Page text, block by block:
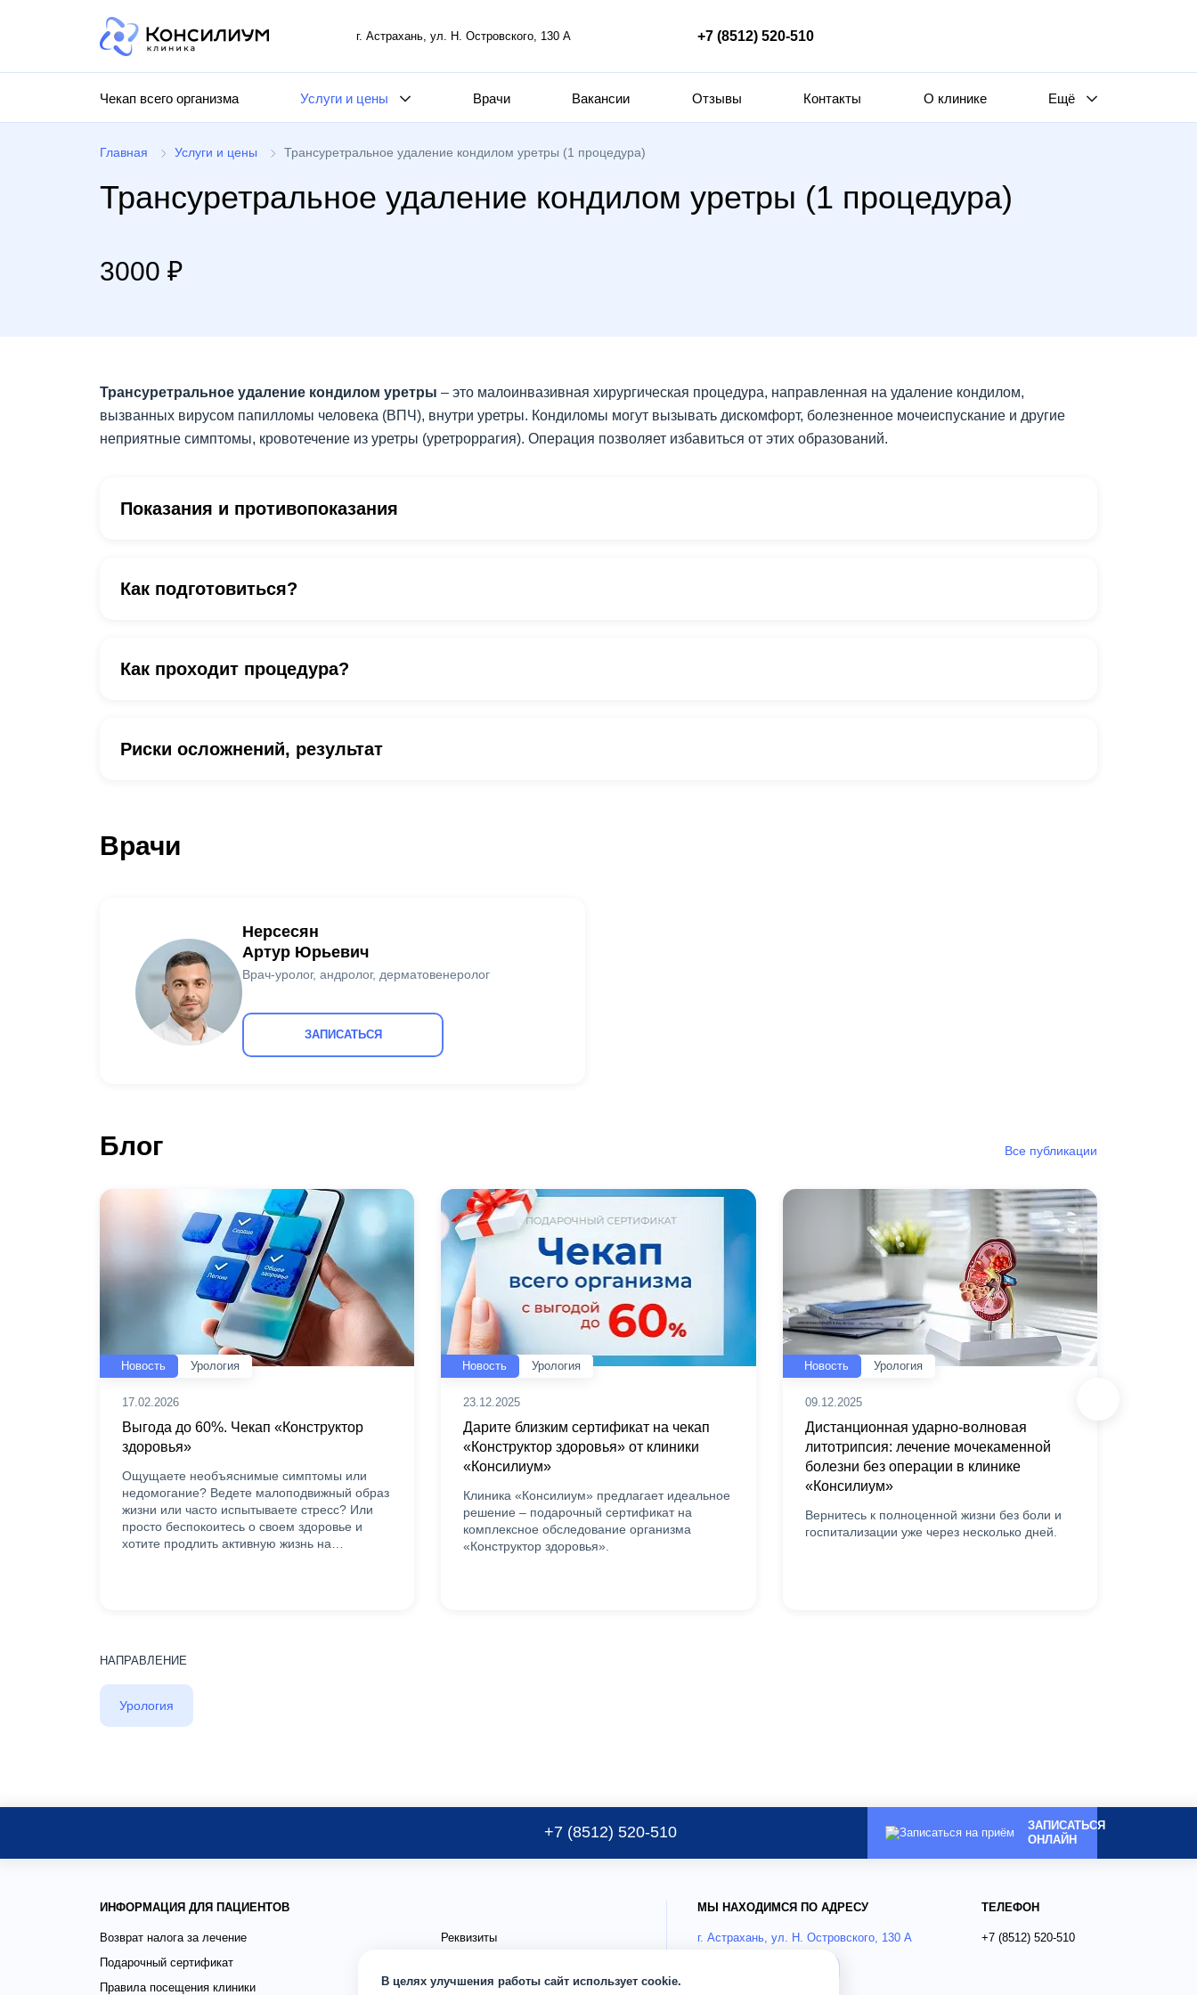
г. Астрахань, ул. Н. Островского, 130 А +7 (8512) 520-510
Чекап всего организма Услуги и цены Врачи Вакансии Отзывы Контакты О клинике Ещё
Главная Услуги и цены Трансуретральное удаление кондилом уретры (1 процедура)
Трансуретральное удаление кондилом уретры (1 процедура)
3000 ₽
Трансуретральное удаление кондилом уретры – это малоинвазивная хирургическая процедура, направленная на удаление кондилом,
вызванных вирусом папилломы человека (ВПЧ), внутри уретры. Кондиломы могут вызывать дискомфорт, болезненное мочеиспускание и другие
неприятные симптомы, кровотечение из уретры (уретроррагия). Операция позволяет избавиться от этих образований.
Показания и противопоказания
Как подготовиться?
Как проходит процедура?
Риски осложнений, результат
Врачи
Нерсесян
Артур Юрьевич
Врач-уролог, андролог, дерматовенеролог
ЗАПИСАТЬСЯ
Блог Все публикации
Новость Урология
17.02.2026
Выгода до 60%. Чекап «Конструктор
здоровья»
Ощущаете необъяснимые симптомы или
недомогание? Ведете малоподвижный образ
жизни или часто испытываете стресс? Или
просто беспокоитесь о своем здоровье и
хотите продлить активную жизнь на…
Новость Урология
23.12.2025
Дарите близким сертификат на чекап
«Конструктор здоровья» от клиники
«Консилиум»
Клиника «Консилиум» предлагает идеальное
решение – подарочный сертификат на
комплексное обследование организма
«Конструктор здоровья».
Новость Урология
09.12.2025
Дистанционная ударно-волновая
литотрипсия: лечение мочекаменной
болезни без операции в клинике
«Консилиум»
Вернитесь к полноценной жизни без боли и
госпитализации уже через несколько дней.
НАПРАВЛЕНИЕ
Урология
+7 (8512) 520-510
ЗАПИСАТЬСЯ
ОНЛАЙН
ИНФОРМАЦИЯ ДЛЯ ПАЦИЕНТОВ
Возврат налога за лечение
Подарочный сертификат
Правила посещения клиники
Реквизиты
Блог
МЫ НАХОДИМСЯ ПО АДРЕСУ
г. Астрахань, ул. Н. Островского, 130 А
ТЕЛЕФОН
+7 (8512)520-510
В целях улучшения работы сайт использует cookie.